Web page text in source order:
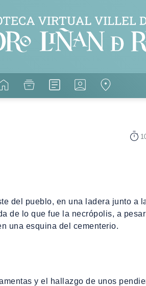
del pueblo, en una ladera junto a
de lo que fue la necrópolis, a
una esquina del cementerio.
y el hallazgo de unos